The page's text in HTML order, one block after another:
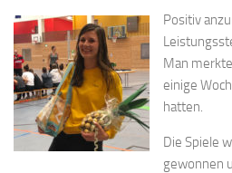
Positiv
Man
einige
hatten.
Die Spiele
gewonnen